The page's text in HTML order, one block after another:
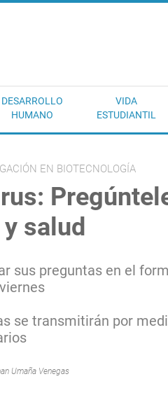
DESARROLLO
HUMANO
VIDA
ESTUDIANTIL
EN BIOTECNOLOGÍA
salud
sus preguntas en el
se transmitirán por
Umaña Venegas